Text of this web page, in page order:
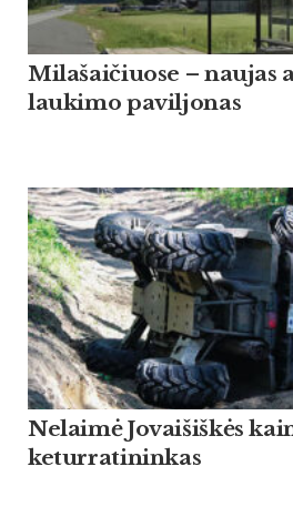
Milašaičiuose – naujas
laukimo paviljonas
Nelaimė Jovaišiškės
keturratininkas